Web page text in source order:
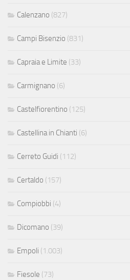
Calenzano (827)
Campi Bisenzio (831)
Capraia e Limite (33)
Carmignano (6)
Castelfiorentino (125)
Castellina in Chianti (6)
Cerreto Guidi (112)
Certaldo (157)
Compiobbi (4)
Dicomano (39)
Empoli (1.003)
Fiesole (73)